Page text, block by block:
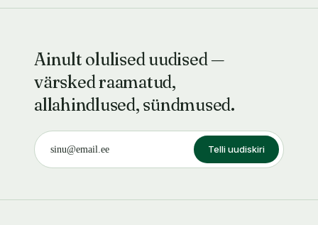
Ainult olulised uudised —
värsked raamatud,
allahindlused, sündmused.
Telli uudiskiri